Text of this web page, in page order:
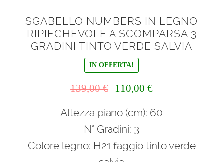
SGABELLO NUMBERS IN LEGNO
RIPIEGHEVOLE A SCOMPARSA 3
GRADINI TINTO VERDE SALVIA
IN OFFERTA!
139,00€
originale
139,00 €.
110,00 €Il
attuale
Altezza piano (cm): 60
N° Gradini: 3
Colore legno: H21 faggio tinto verde